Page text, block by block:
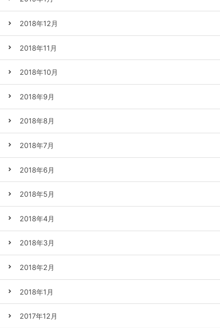
2018年12月
2018年11月
2018年10月
2018年9月
2018年8月
2018年7月
2018年6月
2018年5月
2018年4月
2018年3月
2018年2月
2018年1月
2017年12月